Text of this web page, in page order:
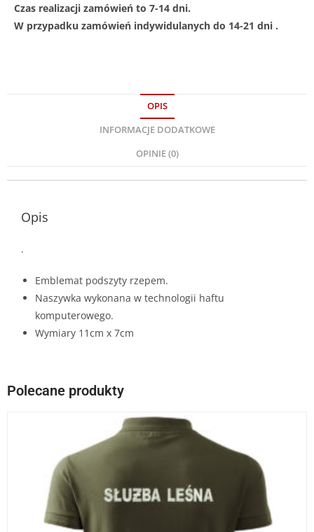
Czas realizacji zamówień to 7-14 dni.
W przypadku zamówień indywidulanych do 14-21 dni .
OPIS
INFORMACJE DODATKOWE
OPINIE (0)
Opis
.
Emblemat podszyty rzepem.
Naszywka wykonana w technologii haftu
komputerowego.
Wymiary 11cm x 7cm
Polecane produkty